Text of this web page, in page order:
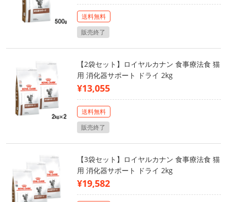
送料無料
販売終了
【2袋セット】ロイヤルカナン 食事療法食 猫
用 消化器サポート ドライ 2kg
¥13,055
送料無料
販売終了
【3袋セット】ロイヤルカナン 食事療法食 猫
用 消化器サポート ドライ 2kg
¥19,582